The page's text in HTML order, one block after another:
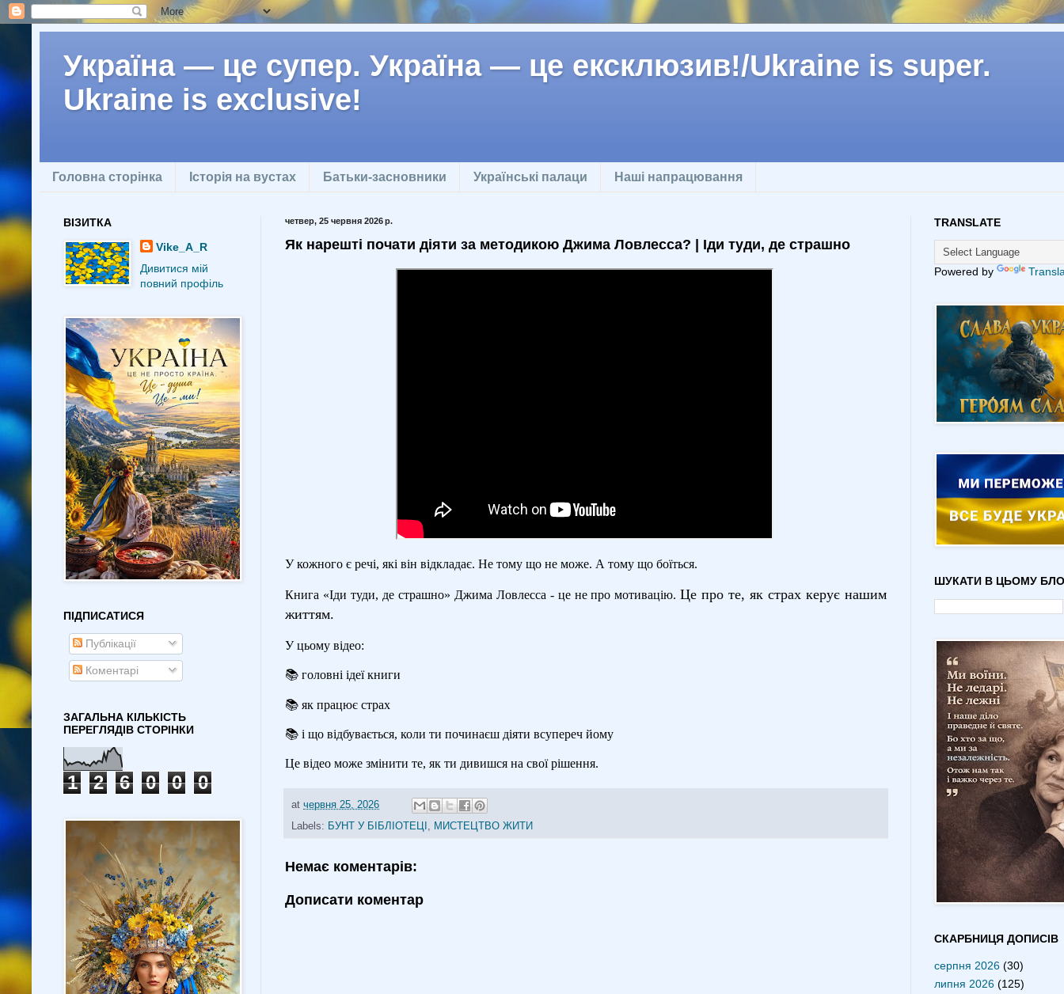
Україна — це супер. Україна — це ексклюзив!/Ukraine is super.
Ukraine is exclusive!
Головна сторінка Історія на вустах Батьки-засновники Українські палаци Наші напрацювання
четвер, 25 червня 2026 р.
Як нарешті почати діяти за методикою Джима Ловлесса? | Іди туди, де страшно
У кожного є речі, які він відкладає. Не тому що не може. А тому що боїться.
Книга «Іди туди, де страшно» Джима Ловлесса - це не про мотивацію.Це про те, як страх керує нашим
життям.
У цьому відео:
📚 головні ідеї книги
📚 як працює страх
📚 і що відбувається, коли ти починаєш діяти всупереч йому
Це відео може змінити те, як ти дивишся на свої рішення.
at червня 25, 2026
Labels: БУНТ У БІБЛІОТЕЦІ МИСТЕЦТВО ЖИТИ
Немає коментарів:
Дописати коментар
ВІЗИТКА
Vike_A_R
Дивитися мій
повний профіль
ПІДПИСАТИСЯ
Публікації
Коментарі
ЗАГАЛЬНА КІЛЬКІСТЬ
ПЕРЕГЛЯДІВ СТОРІНКИ
1 2 6 0 0 0
TRANSLATE
Powered by
ШУКАТИ В ЦЬОМУ
СКАРБНИЦЯ ДОПИСІВ
серпня 2026 (30)
липня 2026 (125)